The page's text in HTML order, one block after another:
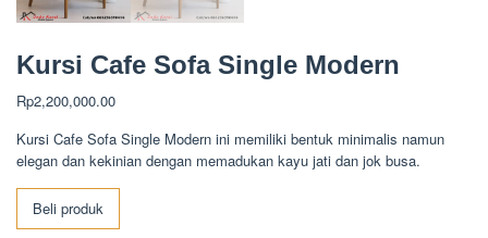
Kursi Cafe Sofa Single Modern
Rp2,200,000.00
Kursi Cafe Sofa Single Modern ini memiliki bentuk minimalis namun
elegan dan kekinian dengan memadukan kayu jati dan jok busa.
Beli produk